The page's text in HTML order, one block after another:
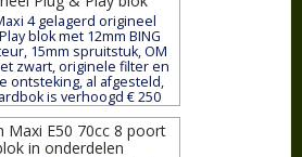
4 gelagerd origineel
blok met 12mm BING
15mm spruitstuk, OM
zwart, originele filter en
ontsteking, al afgesteld,
is verhoogd € 250